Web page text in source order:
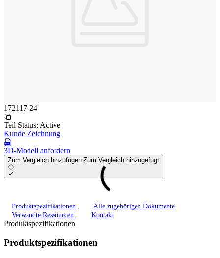
172117-24
Teil Status: Active
Kunde Zeichnung
3D-Modell anfordern
Zum Vergleich hinzufügen Zum Vergleich hinzugefügt
Produktspezifikationen
Alle zugehörigen Dokumente
Verwandte Ressourcen
Kontakt
Produktspezifikationen
Produktspezifikationen